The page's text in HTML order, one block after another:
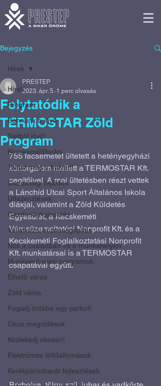
Bejegyzés
Hírek
Program
Bennünk a jövő
5letből jövő!
KecskemétRocks
Találd meg a helyed!
Gazdasági fejlődés
Útfejlesztések
Gazdaságfejlesztés
Vállalkozói közösségépítés
Nők a családban és a munkahelyen
Munkaerő-piaci programok
Élhető város
Zöld város
Fogadj örökbe egy parkot!
Okos megoldások
Közlekedj okosan!
Elektromos töltőállomások
Kerékpárosbarát fejlesztések
Hírek
Folytatódik a
TERMOSTAR Zöld
Program
PRESTEP
2023. ápr. 5. 1 perc olvasás
755 facsemetét ültetett a hetényegyházi
körforgalom mellett a TERMOSTAR Kft.
segítőivel. A mai ültetésben részt vettek
a Lánchíd Utcai Sport Általános Iskola
diákjai, valamint a Zöld Küldetés
Egyesület, a Kecskeméti
Városüzemeltetési Nonprofit Kft. és a
Kecskeméti Foglalkoztatási Nonprofit
Kft. munkatársai is a TERMOSTAR
csapatával együtt.